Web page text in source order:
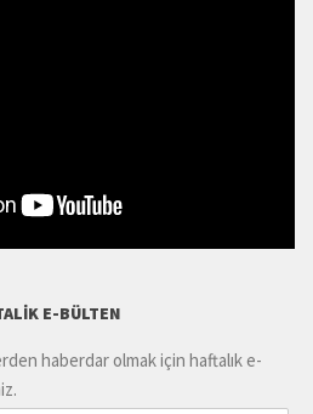
E-BÜLTEN
haberdar olmak için haftalık e-